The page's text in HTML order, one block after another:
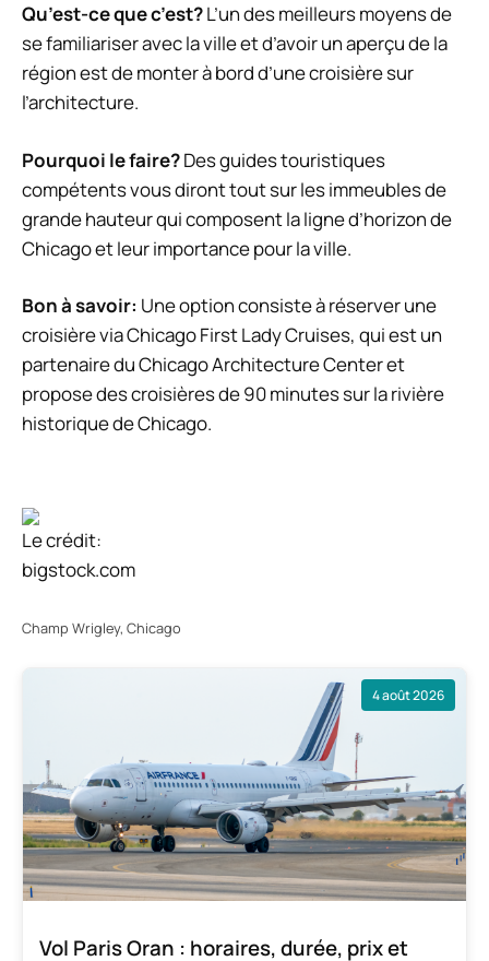
Qu’est-ce que c’est?L’un des meilleurs moyens de
se familiariser avec la ville et d’avoir un aperçu de la
région est de monter à bord d’une croisière sur
l’architecture.
Pourquoi le faire?Des guides touristiques
compétents vous diront tout sur les immeubles de
grande hauteur qui composent la ligne d’horizon de
Chicago et leur importance pour la ville.
Bon à savoir: Une option consiste à réserver une
croisière via Chicago First Lady Cruises, qui est un
partenaire du Chicago Architecture Center et
propose des croisières de 90 minutes sur la rivière
historique de Chicago.
Le crédit:
bigstock.com
Champ Wrigley, Chicago
4 août 2026
Vol Paris Oran : horaires, durée, prix et